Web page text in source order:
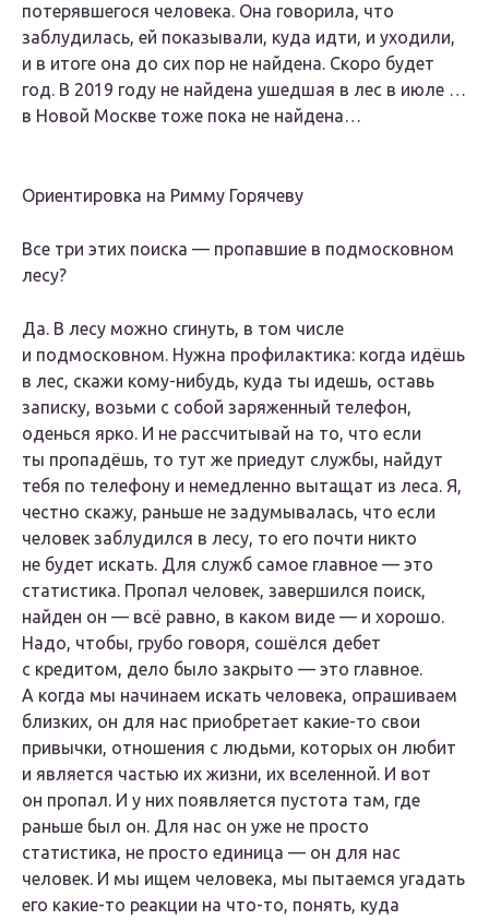
потерявшегося человека. Она говорила, что
заблудилась, ей показывали, куда идти, и уходили,
и в итоге она до сих пор не найдена. Скоро будет
год. В 2019 году не найдена ушедшая в лес в июле …
в Новой Москве тоже пока не найдена…
Ориентировка на Римму Горячеву
Все три этих поиска — пропавшие в подмосковном
лесу?
Да. В лесу можно сгинуть, в том числе
и подмосковном. Нужна профилактика: когда идёшь
в лес, скажи кому-нибудь, куда ты идешь, оставь
записку, возьми с собой заряженный телефон,
оденься ярко. И не рассчитывай на то, что если
ты пропадёшь, то тут же приедут службы, найдут
тебя по телефону и немедленно вытащат из леса. Я,
честно скажу, раньше не задумывалась, что если
человек заблудился в лесу, то его почти никто
не будет искать. Для служб самое главное — это
статистика. Пропал человек, завершился поиск,
найден он — всё равно, в каком виде — и хорошо.
Надо, чтобы, грубо говоря, сошёлся дебет
с кредитом, дело было закрыто — это главное.
А когда мы начинаем искать человека, опрашиваем
близких, он для нас приобретает какие-то свои
привычки, отношения с людьми, которых он любит
и является частью их жизни, их вселенной. И вот
он пропал. И у них появляется пустота там, где
раньше был он. Для нас он уже не просто
статистика, не просто единица — он для нас
человек. И мы ищем человека, мы пытаемся угадать
его какие-то реакции на что-то, понять, куда